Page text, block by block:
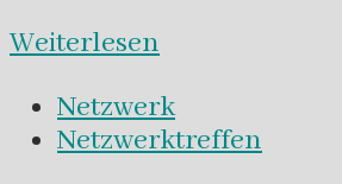
Weiterlesen
Netzwerk
Netzwerktreffen